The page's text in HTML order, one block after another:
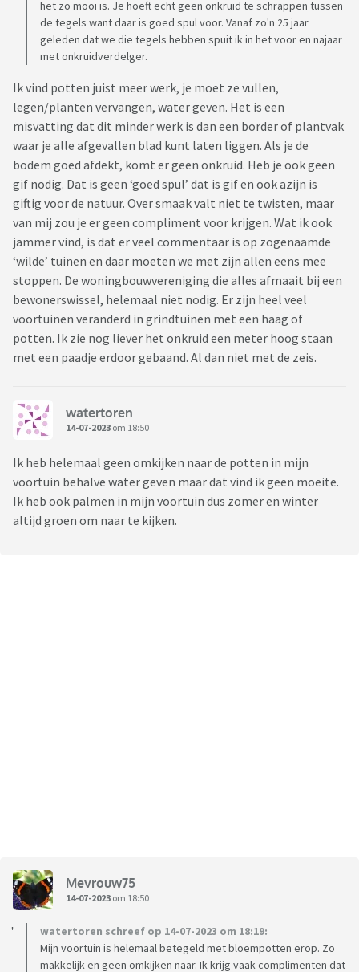
het zo mooi is. Je hoeft echt geen onkruid te schrappen tussen
de tegels want daar is goed spul voor. Vanaf zo'n 25 jaar
geleden dat we die tegels hebben spuit ik in het voor en najaar
met onkruidverdelger.
Ik vind potten juist meer werk, je moet ze vullen,
legen/planten vervangen, water geven. Het is een
misvatting dat dit minder werk is dan een border of plantvak
waar je alle afgevallen blad kunt laten liggen. Als je de
bodem goed afdekt, komt er geen onkruid. Heb je ook geen
gif nodig. Dat is geen ‘goed spul’ dat is gif en ook azijn is
giftig voor de natuur. Over smaak valt niet te twisten, maar
van mij zou je er geen compliment voor krijgen. Wat ik ook
jammer vind, is dat er veel commentaar is op zogenaamde
‘wilde’ tuinen en daar moeten we met zijn allen eens mee
stoppen. De woningbouwvereniging die alles afmaait bij een
bewonerswissel, helemaal niet nodig. Er zijn heel veel
voortuinen veranderd in grindtuinen met een haag of
potten. Ik zie nog liever het onkruid een meter hoog staan
met een paadje erdoor gebaand. Al dan niet met de zeis.
watertoren
14-07-2023 om 18:50
Ik heb helemaal geen omkijken naar de potten in mijn
voortuin behalve water geven maar dat vind ik geen moeite.
Ik heb ook palmen in mijn voortuin dus zomer en winter
altijd groen om naar te kijken.
Mevrouw75
14-07-2023 om 18:50
watertoren schreef op 14-07-2023 om 18:19:
Mijn voortuin is helemaal betegeld met bloempotten erop. Zo
makkelijk en geen omkijken naar. Ik krijg vaak complimenten dat